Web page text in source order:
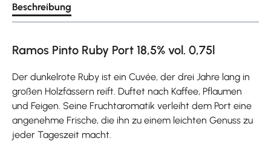
Beschreibung
Ramos Pinto Ruby Port 18,5% vol. 0,75l
Der dunkelrote Ruby ist ein Cuvée, der drei Jahre lang in
großen Holzfässern reift. Duftet nach Kaffee, Pflaumen
und Feigen. Seine Fruchtaromatik verleiht dem Port eine
angenehme Frische, die ihn zu einem leichten Genuss zu
jeder Tageszeit macht.